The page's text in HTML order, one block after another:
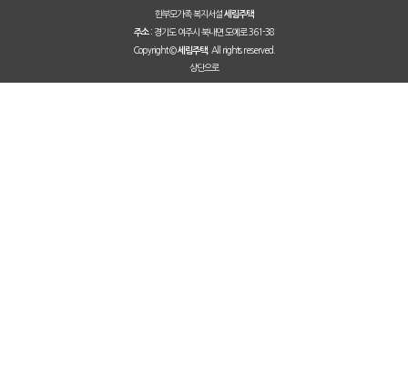
한부모가족 복지서설 세림주택
주소 : 경기도 여주시 북내면 도예로 361-38
Copyright ©세림주택. All rights reserved.
상단으로